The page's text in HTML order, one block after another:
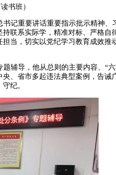
书班）
记重要讲话重要指示批示精神、
联系实际学，精准对标、严格自
当，切实以党纪学习教育成效推
辅导，他从总则的主要内容、“
、省市多起违法典型案例，告诫
纪。